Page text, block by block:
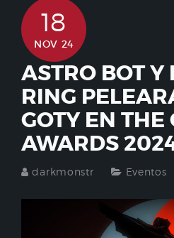
18
NOV 24
ASTRO BOT Y
RING
GOTY EN THE
AWARDS
darkmonstr Eventos